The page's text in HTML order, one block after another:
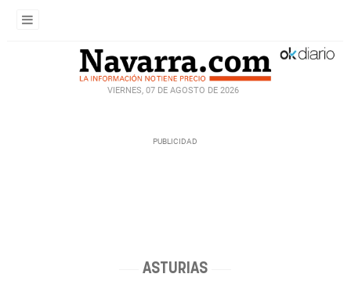
VIERNES, 07 DE AGOSTO DE 2026
ASTURIAS